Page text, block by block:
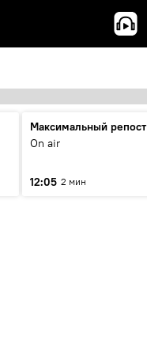
Максимальный репост
On air
12:05 2 мин